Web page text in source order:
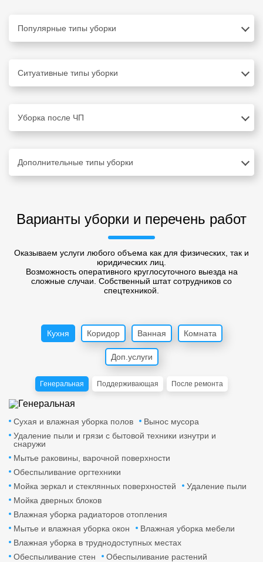
Популярные типы уборки
Ситуативные типы уборки
Уборка после ЧП
Дополнительные типы уборки
Варианты уборки и перечень работ
Оказываем услуги любого объема как для физических, так и
юридических лиц.
Возможность оперативного круглосуточного выезда на
сложные случаи. Собственный штат сотрудников со
спецтехникой.
Кухня Коридор Ванная Комната
Доп.услуги
Генеральная Поддерживающая После ремонта
Сухая и влажная уборка полов
Вынос мусора
Удаление пыли и грязи с бытовой техники изнутри и
снаружи
Мытье раковины, варочной поверхности
Обеспыливание оргтехники
Мойка зеркал и стеклянных поверхностей
Удаление пыли
Мойка дверных блоков
Влажная уборка радиаторов отопления
Мытье и влажная уборка окон
Влажная уборка мебели
Влажная уборка в труднодоступных местах
Обеспыливание стен
Обеспыливание растений